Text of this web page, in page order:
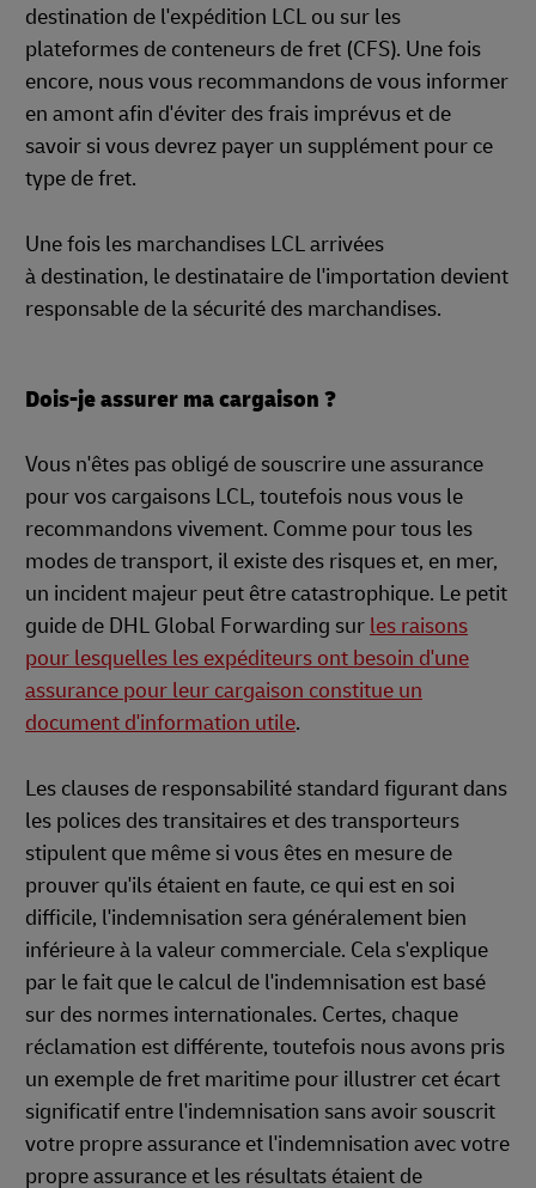
destination de l'expédition LCL ou sur les
plateformes de conteneurs de fret (CFS). Une fois
encore, nous vous recommandons de vous informer
en amont afin d'éviter des frais imprévus et de
savoir si vous devrez payer un supplément pour ce
type de fret.
Une fois les marchandises LCL arrivées
à destination, le destinataire de l'importation devient
responsable de la sécurité des marchandises.
Dois-je assurer ma cargaison ?
Vous n'êtes pas obligé de souscrire une assurance
pour vos cargaisons LCL, toutefois nous vous le
recommandons vivement. Comme pour tous les
modes de transport, il existe des risques et, en mer,
un incident majeur peut être catastrophique. Le petit
guide de DHL Global Forwarding sur les raisons
pour lesquelles les expéditeurs ont besoin d'une
assurance pour leur cargaison constitue un
document d'information utile.
Les clauses de responsabilité standard figurant dans
les polices des transitaires et des transporteurs
stipulent que même si vous êtes en mesure de
prouver qu'ils étaient en faute, ce qui est en soi
difficile, l'indemnisation sera généralement bien
inférieure à la valeur commerciale. Cela s'explique
par le fait que le calcul de l'indemnisation est basé
sur des normes internationales. Certes, chaque
réclamation est différente, toutefois nous avons pris
un exemple de fret maritime pour illustrer cet écart
significatif entre l'indemnisation sans avoir souscrit
votre propre assurance et l'indemnisation avec votre
propre assurance et les résultats étaient de